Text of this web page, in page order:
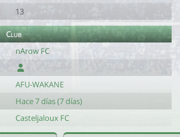
13
Club
nArow FC
AFU-WAKANE
Hace 7 días (7 días)
Casteljaloux FC